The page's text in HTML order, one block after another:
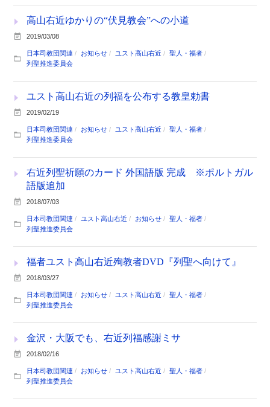
高山右近ゆかりの“伏見教会”への小道
2019/03/08
日本司教団関連 お知らせ ユスト高山右近
聖人・福者
列聖推進委員会
ユスト高山右近の列福を公布する教皇勅書
2019/02/19
日本司教団関連 お知らせ ユスト高山右近
聖人・福者
列聖推進委員会
右近列聖祈願のカード 外国語版 完成 ※ポルトガル
語版追加
2018/07/03
日本司教団関連 ユスト高山右近 お知らせ
聖人・福者
列聖推進委員会
福者ユスト高山右近殉教者DVD『列聖へ向けて』
2018/03/27
日本司教団関連 お知らせ ユスト高山右近
聖人・福者
列聖推進委員会
金沢・大阪でも、右近列福感謝ミサ
2018/02/16
日本司教団関連 お知らせ ユスト高山右近
聖人・福者
列聖推進委員会